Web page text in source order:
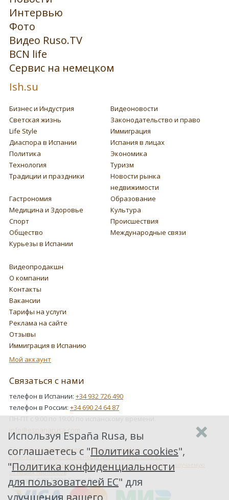
Интервью
Фото
Видео Ruso.TV
BCN life
Сервис на немецком
Ish.su
Бизнес и Индустрия
Видеоновости
Светская жизнь
Законодательство и право
Life Style
Иммиграция
Диаспора в Испании
Испания в лицах
Политика
Экономика
Технология
Туризм
Традиции и праздники
Новости рынка
недвижимости
Гастрономия
Образование
Медицина и Здоровье
Культура
Спорт
Происшествия
Общество
Международные связи
Курьезы в Испании
Видеопродакшн
О компании
Контакты
Вакансии
Тарифы на услуги
Реклама на сайте
Отзывы
Иммиграция в Испанию
Мой аккаунт
Связаться с нами
телефон в Испании: +34 932 726 490
телефон в России: +34 690 24 64 87
ПН-ПТ с 9:00 по 19:00 по испанскому времени.
info@espanarusa.com
Соглашение пользователя
Политика cookies
Политика конфиденциальности для пользователей ЕС
Как Google обрабатывает информацию о пользователях, получаемую
от наших партнеров
Copyright ©2007-2026 Espana Rusa
Используя España Rusa, вы
соглашаетесь с "Политика cookies",
"Политика конфиденциальности
для пользователей ЕС" для
улучшения вашего